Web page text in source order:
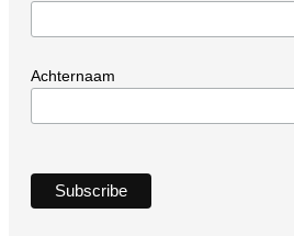
Achternaam